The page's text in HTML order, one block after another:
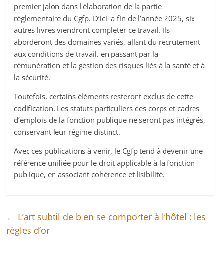
premier jalon dans l’élaboration de la partie
réglementaire du Cgfp. D’ici la fin de l’année 2025, six
autres livres viendront compléter ce travail. Ils
aborderont des domaines variés, allant du recrutement
aux conditions de travail, en passant par la
rémunération et la gestion des risques liés à la santé et à
la sécurité.
Toutefois, certains éléments resteront exclus de cette
codification. Les statuts particuliers des corps et cadres
d’emplois de la fonction publique ne seront pas intégrés,
conservant leur régime distinct.
Avec ces publications à venir, le Cgfp tend à devenir une
référence unifiée pour le droit applicable à la fonction
publique, en associant cohérence et lisibilité.
← L’art subtil de bien se comporter à l’hôtel : les
règles d’or